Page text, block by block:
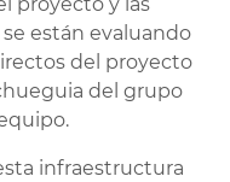
están evaluando
del proyecto
del grupo
infraestructura